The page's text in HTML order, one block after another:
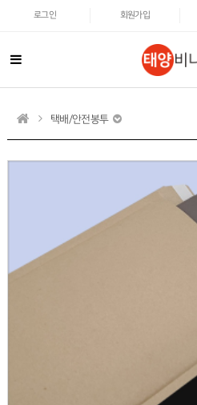
로그인 회원가입
택배/안전봉투